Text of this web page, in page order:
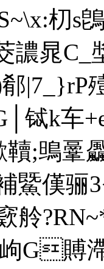
朷s鵖
譨晁
|7_}rP
铽k车
鴠鞷飍/
鱀傼骊
舲
G賻